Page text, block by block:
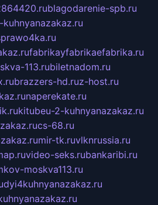
blagodarenie-spb.ru
fabrikayfabrikaefabrika.ru
113.rubiletnadom.ru
brazzers-hd.ruz-host.ru
naperekate.ru
kitubeu-2-kuhnyanazakaz.ru
cs-68.ru
mir-tk.ruvlknrussia.ru
video-seks.rubankaribi.ru
moskva113.ru